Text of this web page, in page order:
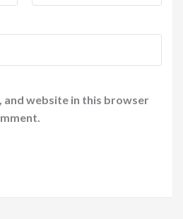
and website in this browser